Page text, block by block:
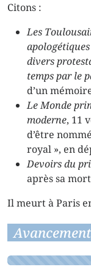
Citons :
Les
divers
temps par le
d’un
Le Monde
moderne, 11
d’être
royal », en
Devoirs du
après sa
Il meurt à Paris